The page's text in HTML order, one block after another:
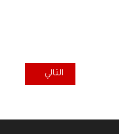
رحيل الطبيب جبار سيد
المقال التالي:
التالي